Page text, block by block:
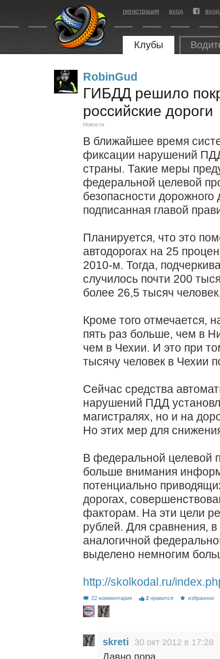
регистрация вход
Клубы
RobinGud
ГИБДД решило
российские дороги
Новости
В ближайшее время
фиксации нарушений
страны. Такие меры
федеральной целевой
безопасности
подписанная главой
Планируется, что это
автодорогах на 25
2010-м. Тогда,
случилось почти 200
более 26,5 тысяч
Кроме того отмечается,
пять раз больше, чем в
чем в Чехии. И это при
тысячу человек в Чехии
Сейчас средства
нарушений ПДД
магистралях, но и на
Но этих мер для
В федеральной целевой
больше внимания
потенциально
дорогах,
факторам. На эти цели
рублей. Для сравнения,
аналогичной
выделено немногим
http://skolkodal.ru/
22 комментария 2 нравится избранное
skreti 30 окт 2012 в 17:28
Давно пора.